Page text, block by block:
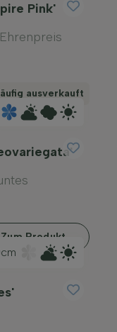
Pink'
ausverkauft
Zum Produkt